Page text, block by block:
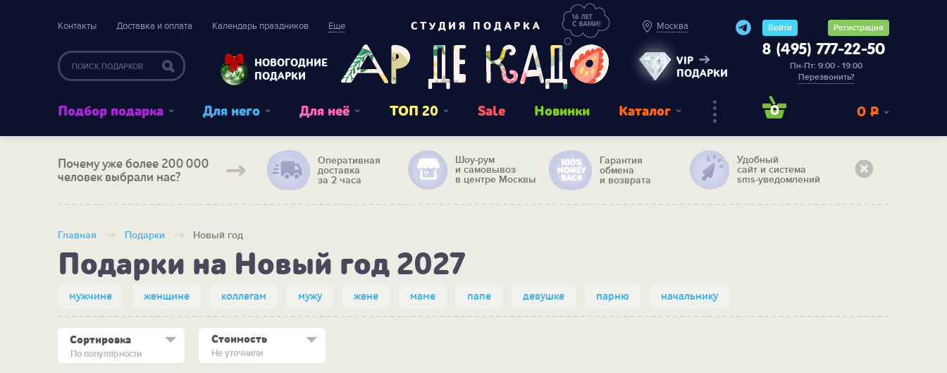
Контакты Доставка и оплата Календарь праздников Еще
НОВОГОДНИЕ
ПОДАРКИ
СТУДИЯ ПОДАРКА Москва
VIP
ПОДАРКИ
Войти Регистрация
8 (495) 777-22-50
Пн-Пт: 9:00 - 19:00
Перезвонить?
Подбор подарка Для него Для неё ТОП 20 Sale Новинки Каталог 0 0 Р
Почему уже более 200 000
человек выбрали нас?
Оперативная
доставка
за 2 часа
Шоу-рум
и самовывоз
в центре Москвы
Гарантия
обмена
и возврата
Удобный
сайт и система
sms-уведомлений
Главная Подарки Новый год
Подарки на Новый год 2027
мужчине женщине коллегам мужу жене маме папе девушке парню начальнику
По популярности
Сортировка Стоимость
Не уточнили